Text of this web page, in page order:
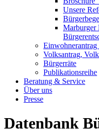
Unsere
Marburger
Volksantrag,
Bürgerräte
Publikationsreihe
Beratung & Service
Über uns
Presse
Datenbank